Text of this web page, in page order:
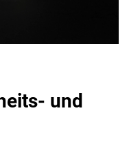
und